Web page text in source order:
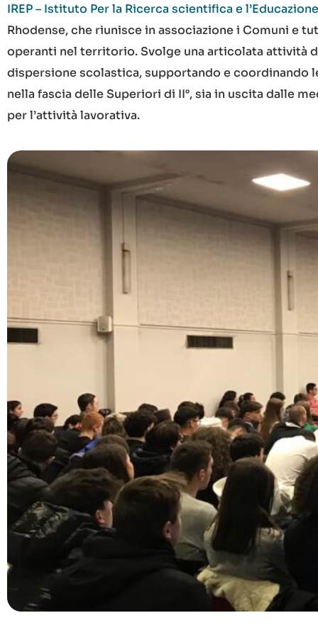
IREP – Istituto Per la Ricerca scientifica e
Rhodense, che riunisce in associazione i Comuni e
operanti nel territorio. Svolge una articolata attività
dispersione scolastica, supportando e coordinando
nella fascia delle Superiori di II°, sia in uscita dalle
per l’attività lavorativa.